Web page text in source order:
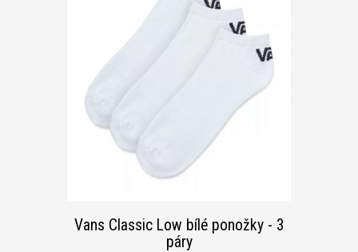
Vans Classic Low bílé ponožky - 3
páry